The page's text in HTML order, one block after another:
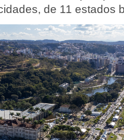
de 11 estados